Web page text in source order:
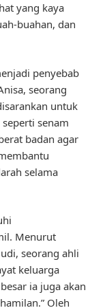
yang kaya
buahan, dan
penyebab
seorang
untuk
senam
badan agar
selama
Menurut
seorang ahli
keluarga
ia juga akan
Oleh